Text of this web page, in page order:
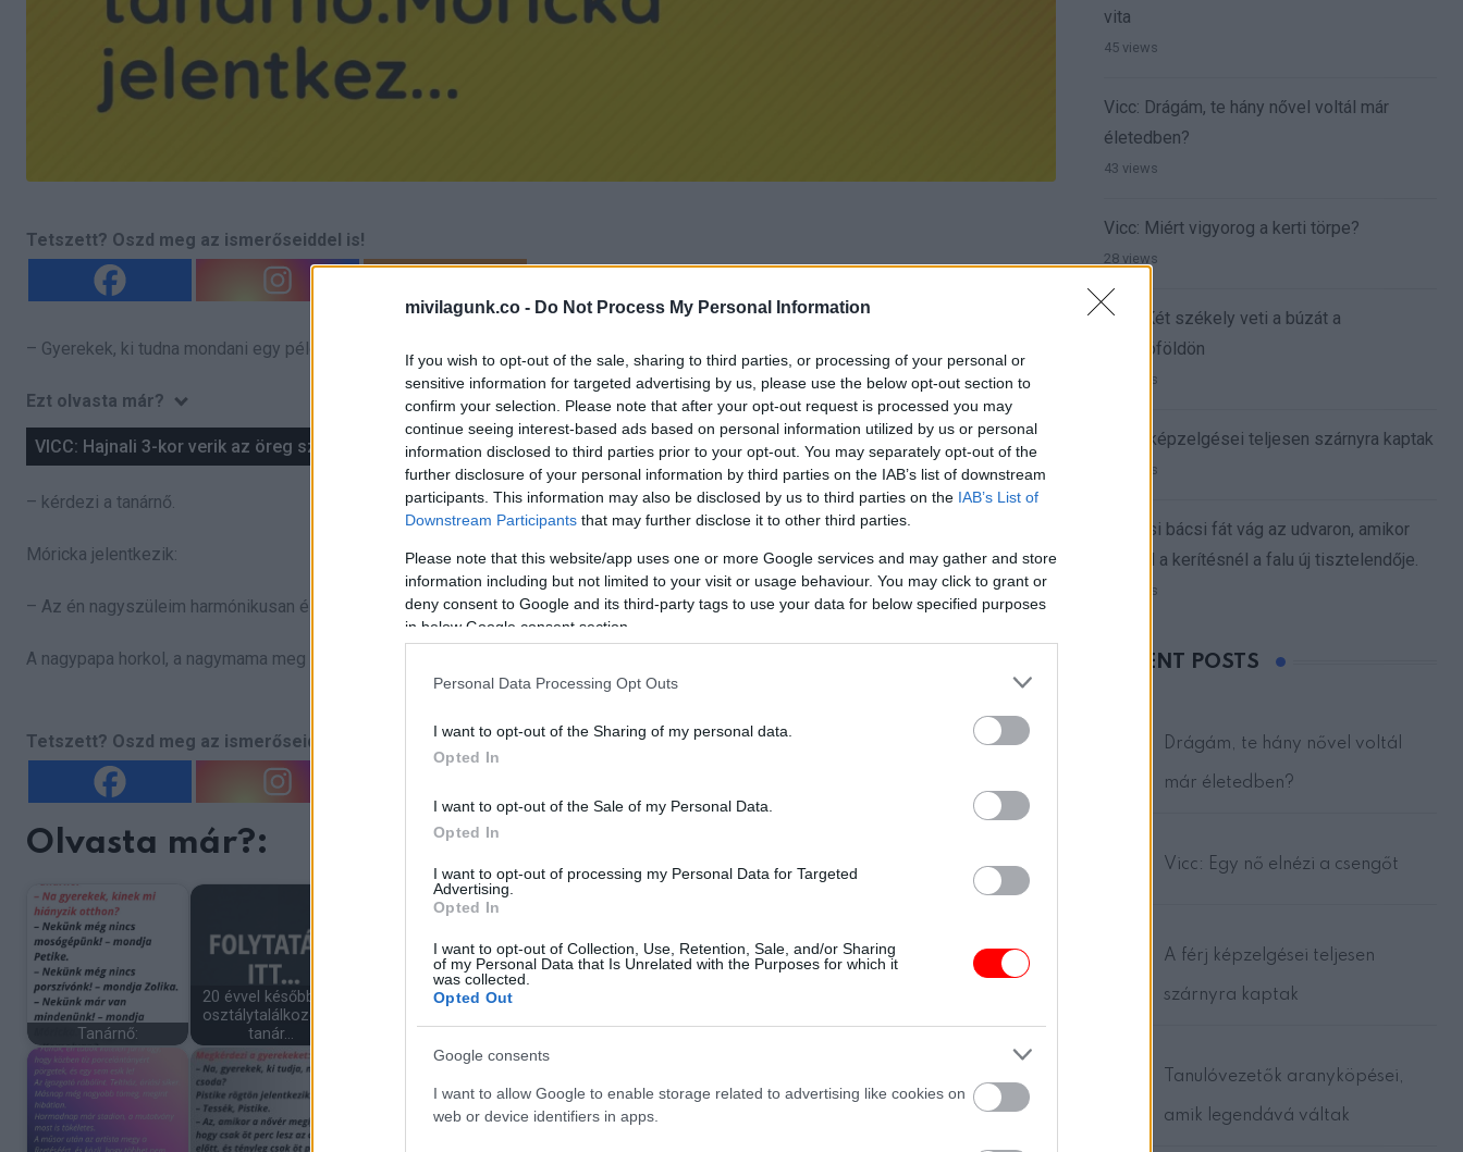
mivilagunk.co - Do Not Process My Personal Information
If you wish to opt-out of the sale, sharing to third parties, or processing of your personal or
sensitive information for targeted advertising by us, please use the below opt-out section to
confirm your selection. Please note that after your opt-out request is processed you may
continue seeing interest-based ads based on personal information utilized by us or personal
information disclosed to third parties prior to your opt-out. You may separately opt-out of the
further disclosure of your personal information by third parties on the IAB’s list of downstream
participants. This information may also be disclosed by us to third parties on the IAB’s List of
Downstream Participants that may further disclose it to other third parties.
Please note that this website/app uses one or more Google services and may gather and store
information including but not limited to your visit or usage behaviour. You may click to grant or
deny consent to Google and its third-party tags to use your data for below specified purposes
in below Google consent section.
Personal Data Processing Opt Outs
I want to opt-out of the Sharing of my personal data.
Opted In
I want to opt-out of the Sale of my Personal Data.
Opted In
I want to opt-out of processing my Personal Data for Targeted
Advertising.
Opted In
I want to opt-out of Collection, Use, Retention, Sale, and/or Sharing
of my Personal Data that Is Unrelated with the Purposes for which it
was collected.
Opted Out
Google consents
I want to allow Google to enable storage related to advertising like cookies on
web or device identifiers in apps.
Tetszett? Oszd meg az ismerőseiddel is!
– Gyerekek, ki tudna mondani egy példát a harmónikus házaséletre?
Ezt olvasta már?
VICC: Hajnali 3-kor verik az öreg székely ablakát
– kérdezi a tanárnő.
Móricka jelentkezik:
– Az én nagyszüleim harmónikusan élnek.
A nagypapa horkol, a nagymama meg süket.
Tetszett? Oszd meg az ismerőseiddel is!
Olvasta már?:
Tanárnő:
20 évvel később, az
osztálytalálkozón a
tanár…
Egy csinos fiatal nő és
Figyelmeztet a
vita
45 views
Vicc: Drágám, te hány nővel voltál már
életedben?
43 views
Vicc: Miért vigyorog a kerti törpe?
28 views
Vicc: Két székely veti a búzát a
szántóföldön
16 views
A férj képzelgései teljesen szárnyra kaptak
11 views
A falusi bácsi fát vág az udvaron, amikor
megáll a kerítésnél a falu új tisztelendője.
10 views
RECENT POSTS
Drágám, te hány nővel voltál
már életedben?
Vicc: Egy nő elnézi a csengőt
A férj képzelgései teljesen
szárnyra kaptak
Tanulóvezetők aranyköpései,
amik legendává váltak